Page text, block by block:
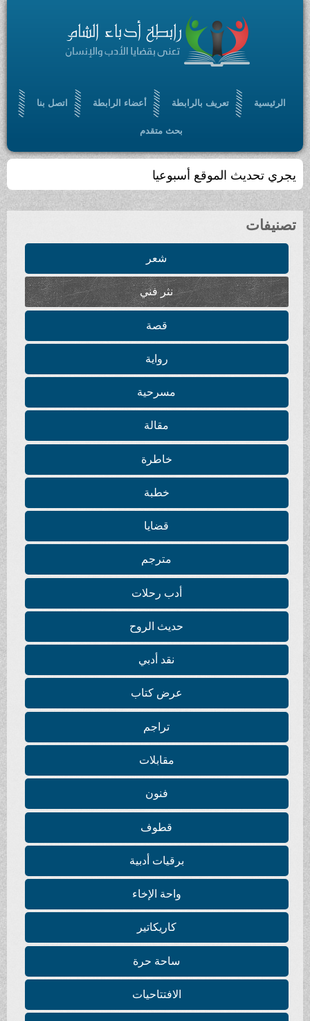
الرئيسية تعريف بالرابطة أعضاء الرابطة اتصل بنا
بحث متقدم
يجري تحديث الموقع أسبوعيا
تصنيفات
شعر
نثر فني
قصة
رواية
مسرحية
مقالة
خاطرة
خطبة
قضايا
مترجم
أدب رحلات
حديث الروح
نقد أدبي
عرض كتاب
تراجم
مقابلات
فنون
قطوف
برقيات أدبية
واحة الإخاء
كاريكاتير
ساحة حرة
الافتتاحيات